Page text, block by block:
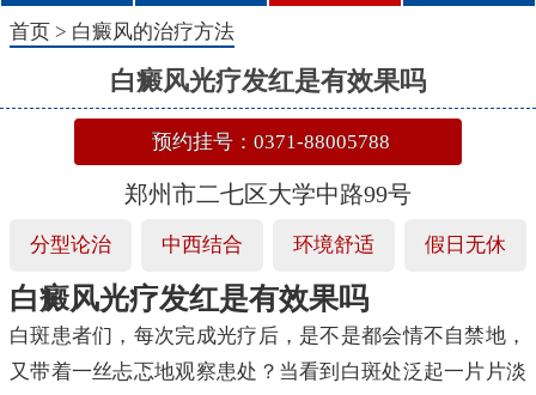
1 2 3 4
首页 > 白癜风的治疗方法
白癜风光疗发红是有效果吗
预约挂号：0371-88005788
郑州市二七区大学中路99号
分型论治 中西结合 环境舒适 假日无休
白癜风光疗发红是有效果吗
白斑患者们，每次完成光疗后，是不是都会情不自禁地，
又带着一丝忐忑地观察患处？当看到白斑处泛起一片片淡